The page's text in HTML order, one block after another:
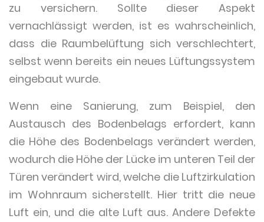
zu versichern. Sollte dieser Aspekt
vernachlässigt werden, ist es wahrscheinlich,
dass die Raumbelüftung sich verschlechtert,
selbst wenn bereits ein neues Lüftungssystem
eingebaut wurde.
Wenn eine Sanierung, zum Beispiel, den
Austausch des Bodenbelags erfordert, kann
die Höhe des Bodenbelags verändert werden,
wodurch die Höhe der Lücke im unteren Teil der
Türen verändert wird, welche die Luftzirkulation
im Wohnraum sicherstellt. Hier tritt die neue
Luft ein, und die alte Luft aus. Andere Defekte